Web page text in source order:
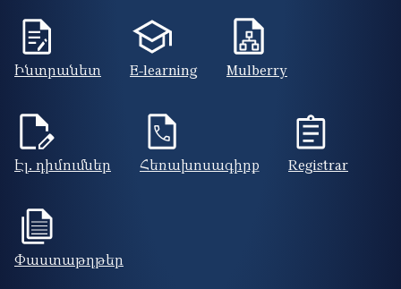
Ինտրանետ E-learning Mulberry
Էլ. դիմումներ Հեռախոսագիրք Registrar
Փաստաթղթեր